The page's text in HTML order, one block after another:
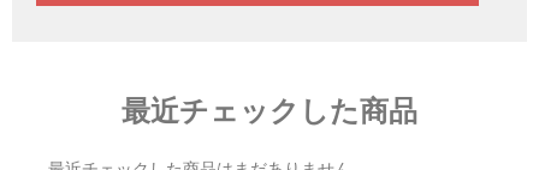
最近チェックした商品